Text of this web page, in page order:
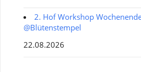
2. Hof Workshop
@Blütenstempel
22.08.2026